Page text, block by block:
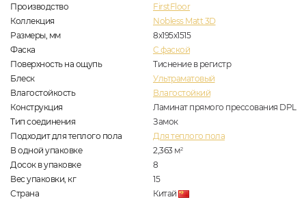
Производство
FirstFloor
Коллекция
Nobless Matt 3D
Размеры, мм
8х195х1515
Фаска
C фаской
Поверхность на ощупь
Тиснение в регистр
Блеск
Ультраматовый
Влагостойкость
Влагостойкий
Конструкция
Ламинат прямого прессования DPL
Тип соединения
Замок
Подходит для теплого пола
Для теплого пола
В одной упаковке
2,363 м2
Досок в упаковке
8
Вес упаковки, кг
15
Страна
Китай